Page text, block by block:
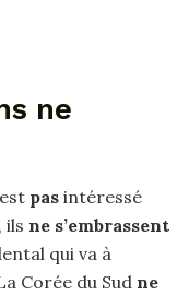
ne
pas intéressé
ils ne s’embrassent
qui va à
Corée du Sud ne